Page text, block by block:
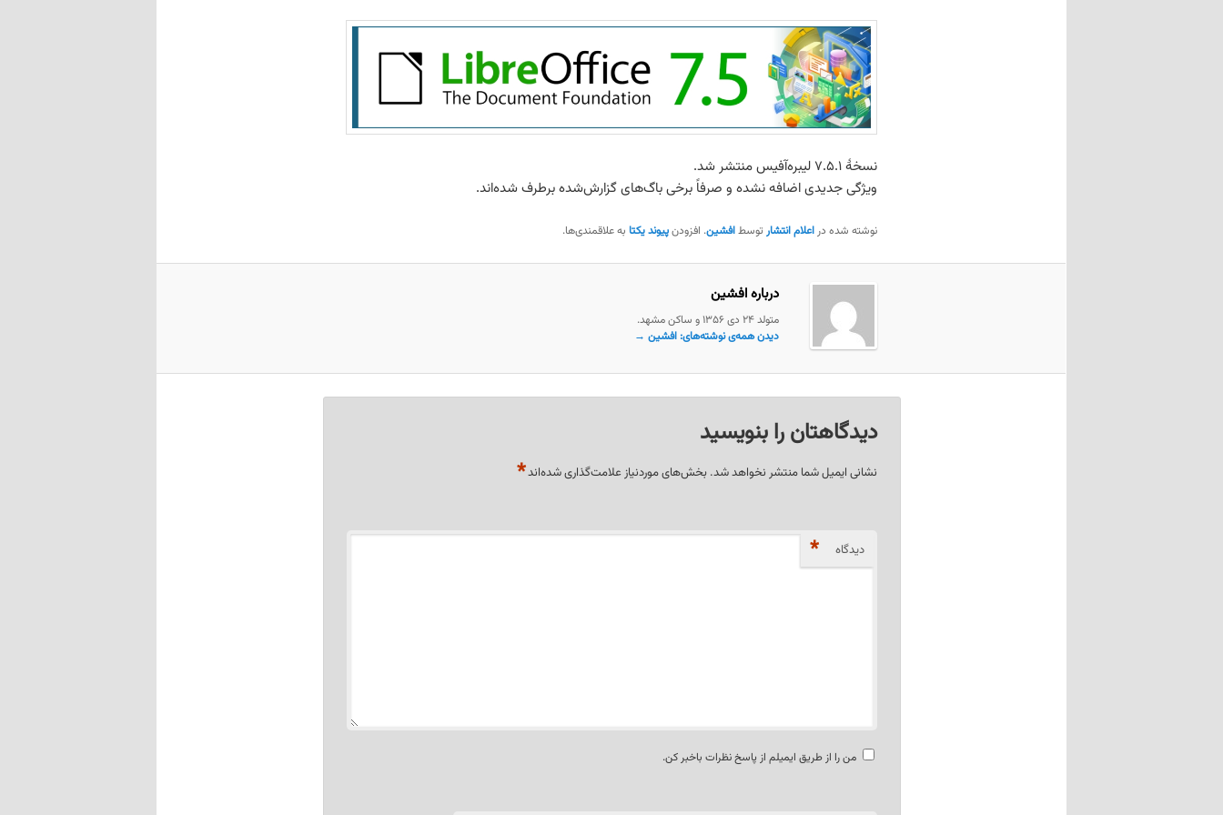
نسخهٔ ۷.۵.۱ لیبره‌آفیس منتشر شد.
ویژگی جدیدی اضافه نشده و صرفاً برخی باگ‌های گزارش‌شده برطرف شده‌اند.
نوشته شده در اعلام انتشارتوسطافشین. افزودنپیوند یکتابه علاقمندی‌ها.
درباره افشین
متولد ۲۴ دی ۱۳۵۶ و ساکن مشهد.
دیدن همه‌ی نوشته‌های: افشین →
دیدگاهتان را بنویسید
نشانی ایمیل شما منتشر نخواهد شد. بخش‌های موردنیاز علامت‌گذاری شده‌اند*
دیدگاه *
من را از طریق ایمیلم از پاسخ نظرات باخبر کن.